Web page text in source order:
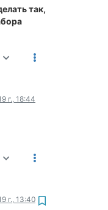
так,
г., 18:44
г., 13:40